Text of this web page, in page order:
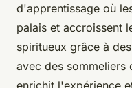
d'apprentissage où
palais et accroissent
spiritueux grâce à
avec des sommeliers
enrichit l'expérience